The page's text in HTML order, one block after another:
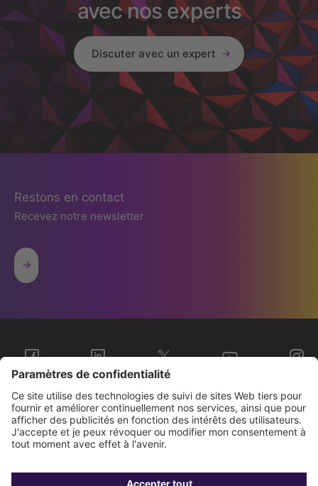
avec nos experts
Discuter avec un expert
Restons en contact
Recevez notre newsletter
Sopra Steria Groupe
Investisseurs
Nous connaître
Contact